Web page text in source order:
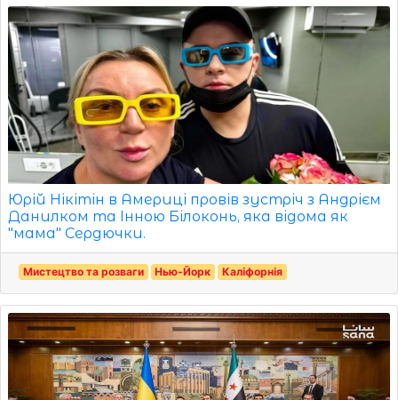
Юрій Нікітін в Америці провів зустріч з Андрієм
Данилком та Інною Білоконь, яка відома як
"мама" Сердючки.
Мистецтво та розваги Нью-Йорк Каліфорнія